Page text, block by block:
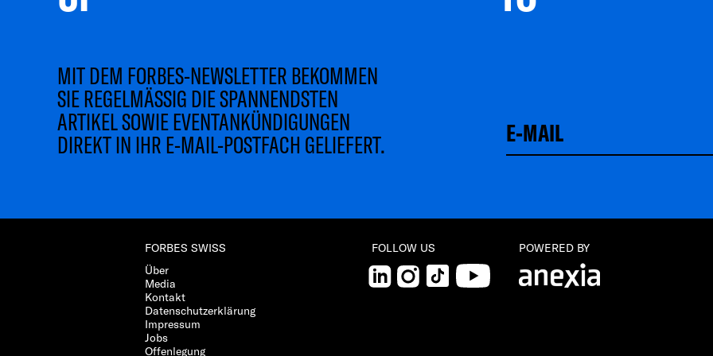
MIT DEM FORBES-NEWSLETTER BEKOMMEN
SIE REGELMÄSSIG DIE SPANNENDSTEN
ARTIKEL SOWIE EVENTANKÜNDIGUNGEN
DIREKT IN IHR E-MAIL-POSTFACH GELIEFERT.
FORBES SWISS
Über
Media
Kontakt
Datenschutzerklärung
Impressum
Jobs
Offenlegung
FOLLOW US
LinkedInInstagram
TikTok YouTube
POWERED BY